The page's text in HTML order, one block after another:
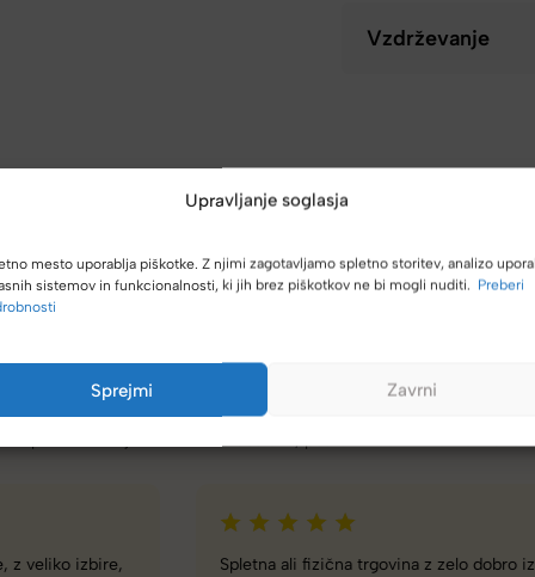
Upravljanje soglasja
mesto uporablja piškotke. Z njimi zagotavljamo spletno storitev, analizo
sistemov in funkcionalnosti, ki jih brez piškotkov ne bi mogli nuditi. Preberi
Sprejmi Zavrni
Vzdrževanje
Spletna ali fizična trgovina z zelo dobro izbiro torbic,